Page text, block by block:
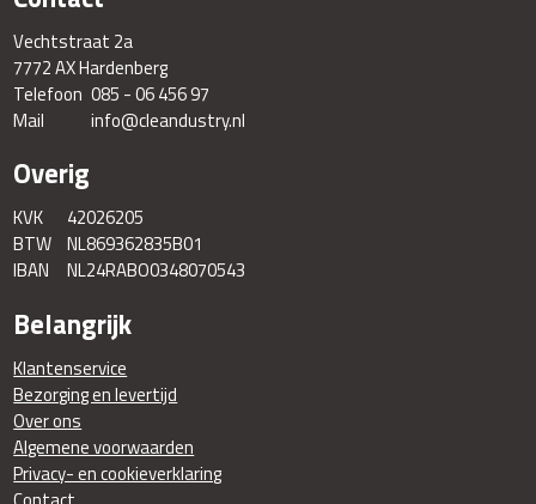
Vechtstraat 2a
7772 AX Hardenberg
Telefoon 085 - 06 456 97
Mail
info@cleandustry.nl
Overig
KVK
42026205
BTW NL869362835B01
IBAN
NL24RABO0348070543
Belangrijk
Klantenservice
Bezorging en levertijd
Over ons
Algemene voorwaarden
Privacy- en cookieverklaring